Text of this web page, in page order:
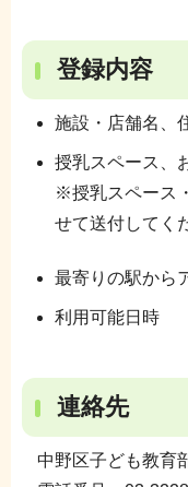
登録内容
施設・店舗名、
授乳スペース、
※授乳スペース
せて送付してく
最寄りの駅から
利用可能日時
連絡先
中野区子ども教